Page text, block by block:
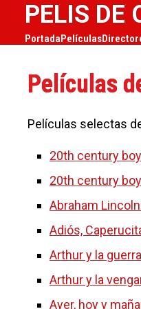
PELIS DE
PortadaPelículas
Películas
Películas selectas
20th century
20th century
Abraham
Adiós,
Arthur y la
Arthur y la
Ayer, hoy y